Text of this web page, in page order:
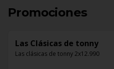
Promociones
Las Clásicas de tonny
Las clásicas de tonny 2x12.990